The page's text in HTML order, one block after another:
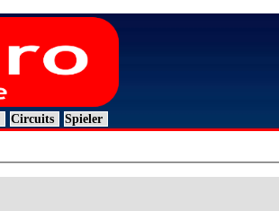
Circuits Spieler